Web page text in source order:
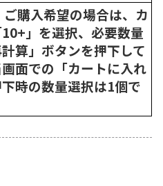
購入希望の場合は、カ
」を選択、必要数量
算」ボタンを押下して
面での「カートに入れ
時の数量選択は1個で